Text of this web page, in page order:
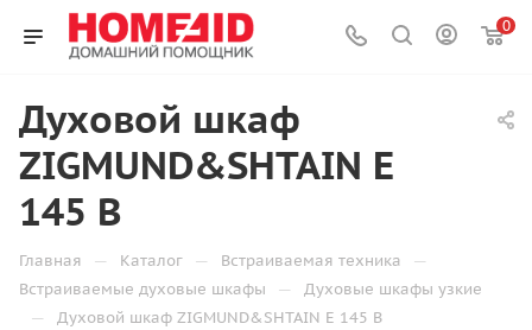
0
Духовой шкаф
ZIGMUND&SHTAIN E
145 B
Главная — Каталог — Встраиваемая техника —
Встраиваемые духовые шкафы — Духовые шкафы узкие
— Духовой шкаф ZIGMUND&SHTAIN E 145 B